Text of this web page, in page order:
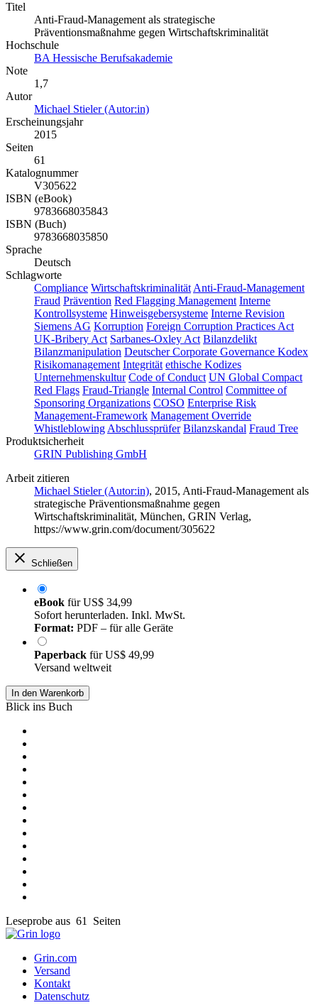
Titel
Anti-Fraud-Management als strategische
Präventionsmaßnahme gegen Wirtschaftskriminalität
Hochschule
BA Hessische Berufsakademie
Note
1,7
Autor
Michael Stieler (Autor:in)
Erscheinungsjahr
2015
Seiten
61
Katalognummer
V305622
ISBN (eBook)
9783668035843
ISBN (Buch)
9783668035850
Sprache
Deutsch
Schlagworte
Compliance Wirtschaftskriminalität Anti-Fraud-Management
Fraud Prävention Red Flagging Management Interne
Kontrollsysteme Hinweisgebersysteme Interne Revision
Siemens AG Korruption Foreign Corruption Practices Act
UK-Bribery Act Sarbanes-Oxley Act Bilanzdelikt
Bilanzmanipulation Deutscher Corporate Governance Kodex
Risikomanagement Integrität ethische Kodizes
Unternehmenskultur Code of Conduct UN Global Compact
Red Flags Fraud-Triangle Internal Control Committee of
Sponsoring Organizations COSO Enterprise Risk
Management-Framework Management Override
Whistleblowing Abschlussprüfer Bilanzskandal Fraud Tree
Produktsicherheit
GRIN Publishing GmbH
Arbeit zitieren
Michael Stieler (Autor:in), 2015, Anti-Fraud-Management als
strategische Präventionsmaßnahme gegen
Wirtschaftskriminalität, München, GRIN Verlag,
https://www.grin.com/document/305622
Schließen
eBook fürUS$ 34,99
Sofort herunterladen. Inkl. MwSt.
Format: PDF – für alle Geräte
Paperback fürUS$ 49,99
Versand weltweit
In den Warenkorb
Blick ins Buch
Leseprobe aus 61 Seiten
Grin.com
Versand
Kontakt
Datenschutz